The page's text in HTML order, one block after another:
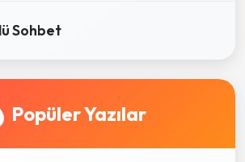
Sohbet
Popüler Yazılar